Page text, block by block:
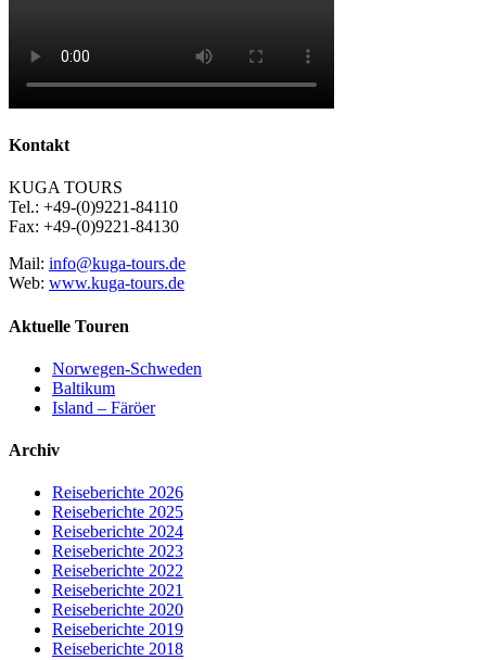
Kontakt
KUGA TOURS
Tel.: +49-(0)9221-84110
Fax: +49-(0)9221-84130
Mail: info@kuga-tours.de
Web: www.kuga-tours.de
Aktuelle Touren
Norwegen-Schweden
Baltikum
Island – Färöer
Archiv
Reiseberichte 2026
Reiseberichte 2025
Reiseberichte 2024
Reiseberichte 2023
Reiseberichte 2022
Reiseberichte 2021
Reiseberichte 2020
Reiseberichte 2019
Reiseberichte 2018